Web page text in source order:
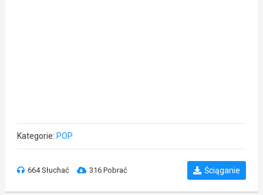
Kategorie: POP
664 Słuchać 316 Pobrać Ściąganie